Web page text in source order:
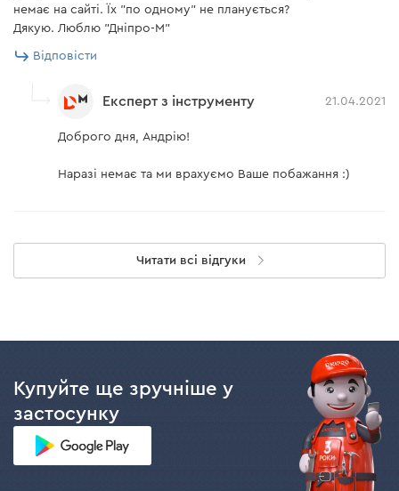
немає на сайті. Їх "по одному" не планується?
Дякую. Люблю "Дніпро-М"
Відповісти
Експерт з інструменту 21.04.2021
Доброго дня, Андрію!
Наразі немає та ми врахуємо Ваше побажання :)
Читати всі відгуки
Купуйте ще зручніше у
застосунку